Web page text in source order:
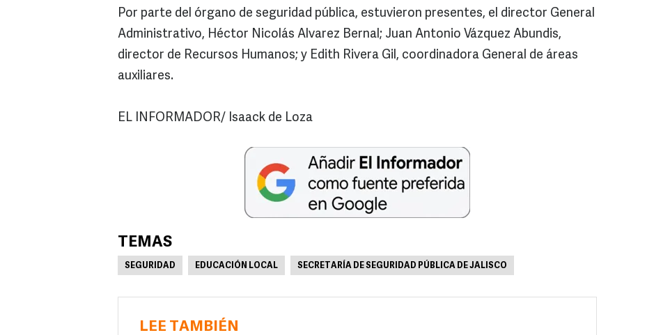
Por parte del órgano de seguridad pública, estuvieron presentes, el director General
Administrativo, Héctor Nicolás Alvarez Bernal; Juan Antonio Vázquez Abundis,
director de Recursos Humanos; y Edith Rivera Gil, coordinadora General de áreas
auxiliares.
EL INFORMADOR/ Isaack de Loza
TEMAS
SEGURIDAD EDUCACIÓN LOCAL SECRETARÍA DE SEGURIDAD PÚBLICA DE JALISCO
LEE TAMBIÉN